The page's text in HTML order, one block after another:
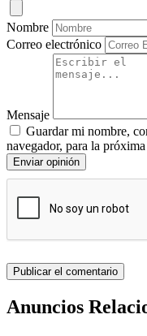
Nombre
Correo electrónico
Mensaje
Guardar mi nombre,
navegador, para la
Enviar opinión
Anuncios